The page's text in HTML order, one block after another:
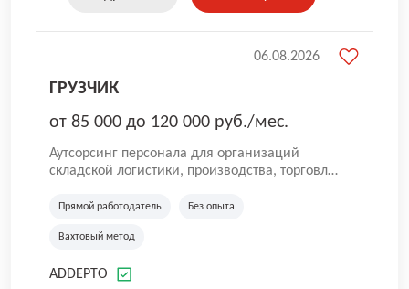
ГРУЗЧИК
от 85 000 до 120 000 руб./мес.
Аутсорсинг персонала для организаций
складской логистики, производства, торговли
услуги по предоставлению персонала в
рынке с 2016 года. Самая главная цель для
без опыта, грузчики, комплектовщики,
Прямой работодатель Без опыта
Вахтовый метод
ADDEPTO
06.08.2026